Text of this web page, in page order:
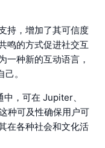
持，增加了其可信度
鸣的方式促进社交互
一种新的互动语言，
。
，可在 Jupiter、
种可及性确保用户可
在各种社会和文化活